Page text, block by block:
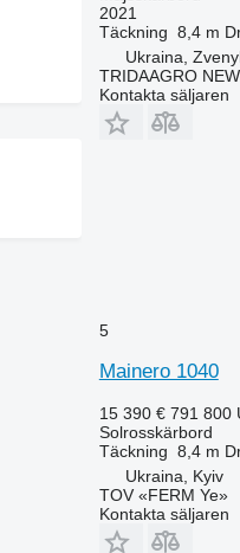
2021
Täckning 8,4 m
Ukraina,
TRIDAAGRO NEW
Kontakta säljaren
5
Mainero 1040
15 390 € 791 800
Solrosskärbord
Täckning 8,4 m
Ukraina, Kyiv
TOV «FERM Ye»
Kontakta säljaren